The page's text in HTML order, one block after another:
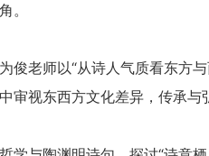
。
俊老师以“从诗人气质看东方
视东西方文化差异，传承与